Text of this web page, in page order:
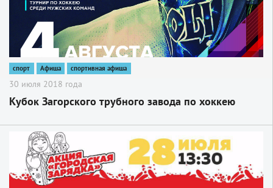
спорт Афиша спортивная афиша
30 июля 2018 года
Кубок Загорского трубного завода по хоккею